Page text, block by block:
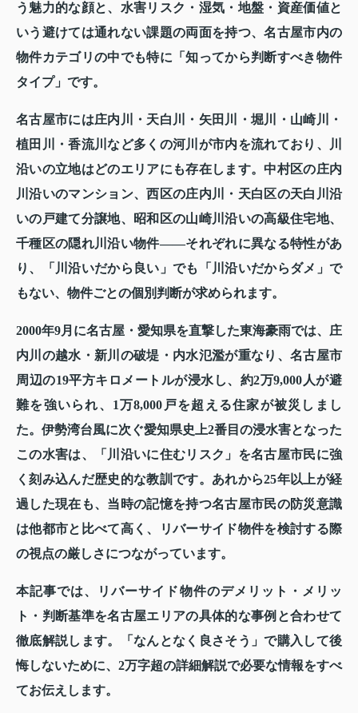
う魅力的な顔と、水害リスク・湿気・地盤・資産価値と
いう避けては通れない課題の両面を持つ、名古屋市内の
物件カテゴリの中でも特に「知ってから判断すべき物件
タイプ」です。
名古屋市には庄内川・天白川・矢田川・堀川・山崎川・
植田川・香流川など多くの河川が市内を流れており、川
沿いの立地はどのエリアにも存在します。中村区の庄内
川沿いのマンション、西区の庄内川・天白区の天白川沿
いの戸建て分譲地、昭和区の山崎川沿いの高級住宅地、
千種区の隠れ川沿い物件——それぞれに異なる特性があ
り、「川沿いだから良い」でも「川沿いだからダメ」で
もない、物件ごとの個別判断が求められます。
2000年9月に名古屋・愛知県を直撃した東海豪雨では、庄
内川の越水・新川の破堤・内水氾濫が重なり、名古屋市
周辺の19平方キロメートルが浸水し、約2万9,000人が避
難を強いられ、1万8,000戸を超える住家が被災しまし
た。伊勢湾台風に次ぐ愛知県史上2番目の浸水害となった
この水害は、「川沿いに住むリスク」を名古屋市民に強
く刻み込んだ歴史的な教訓です。あれから25年以上が経
過した現在も、当時の記憶を持つ名古屋市民の防災意識
は他都市と比べて高く、リバーサイド物件を検討する際
の視点の厳しさにつながっています。
本記事では、リバーサイド物件のデメリット・メリッ
ト・判断基準を名古屋エリアの具体的な事例と合わせて
徹底解説します。「なんとなく良さそう」で購入して後
悔しないために、2万字超の詳細解説で必要な情報をすべ
てお伝えします。